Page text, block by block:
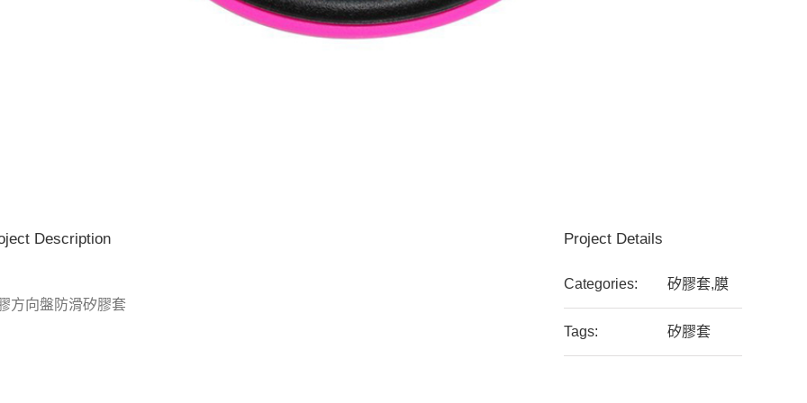
Description
方向盤防滑矽膠套
Project Details
Categories: 矽膠套,膜
Tags: 矽膠套